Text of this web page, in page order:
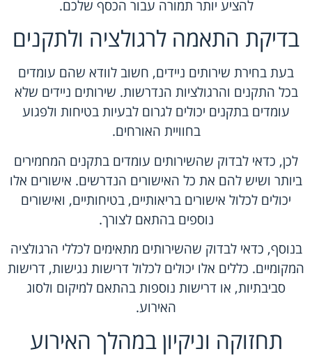
להציע יותר תמורה עבור הכסף שלכם.
בדיקת התאמה לרגולציה ולתקנים
בעת בחירת שירותים ניידים, חשוב לוודא שהם עומדים
בכל התקנים והרגולציות הנדרשות. שירותים ניידים שלא
עומדים בתקנים יכולים לגרום לבעיות בטיחות ולפגוע
בחוויית האורחים.
לכן, כדאי לבדוק שהשירותים עומדים בתקנים המחמירים
ביותר ושיש להם את כל האישורים הנדרשים. אישורים אלו
יכולים לכלול אישורים בריאותיים, בטיחותיים, ואישורים
נוספים בהתאם לצורך.
בנוסף, כדאי לבדוק שהשירותים מתאימים לכללי הרגולציה
המקומיים. כללים אלו יכולים לכלול דרישות נגישות, דרישות
סביבתיות, או דרישות נוספות בהתאם למיקום ולסוג
האירוע.
תחזוקה וניקיון במהלך האירוע